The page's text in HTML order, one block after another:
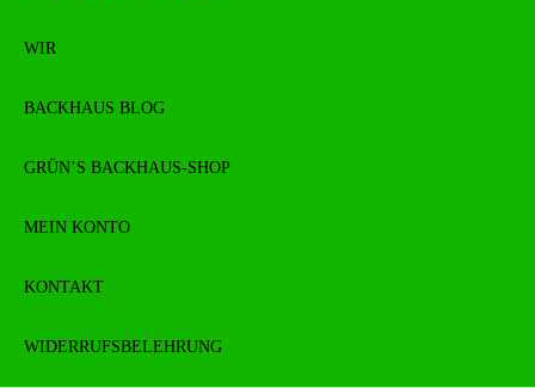
WIR
BACKHAUS BLOG
GRÜN’S BACKHAUS-SHOP
MEIN KONTO
KONTAKT
WIDERRUFSBELEHRUNG